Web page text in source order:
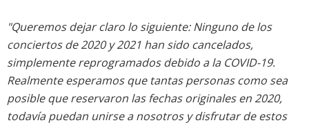
"Queremos dejar claro lo siguiente: Ninguno de los
conciertos de 2020 y 2021 han sido cancelados,
simplemente reprogramados debido a la COVID-19.
Realmente esperamos que tantas personas como sea
posible que reservaron las fechas originales en 2020,
todavía puedan unirse a nosotros y disfrutar de estos